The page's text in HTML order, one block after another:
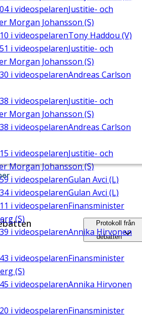
i videospelarenJustitie- och
Morgan Johansson (S)
i videospelarenTony Haddou (V)
i videospelarenJustitie- och
Morgan Johansson (S)
i videospelarenAndreas Carlson
i videospelarenJustitie- och
Morgan Johansson (S)
i videospelarenAndreas Carlson
i videospelarenJustitie- och
Morgan Johansson (S)
i videospelarenGulan Avci (L)
i videospelarenGulan Avci (L)
i videospelarenFinansminister
(S)
i videospelarenAnnika Hirvonen
i videospelarenFinansminister
(S)
i videospelarenAnnika Hirvonen
i videospelarenFinansminister
Protokoll från
debatten